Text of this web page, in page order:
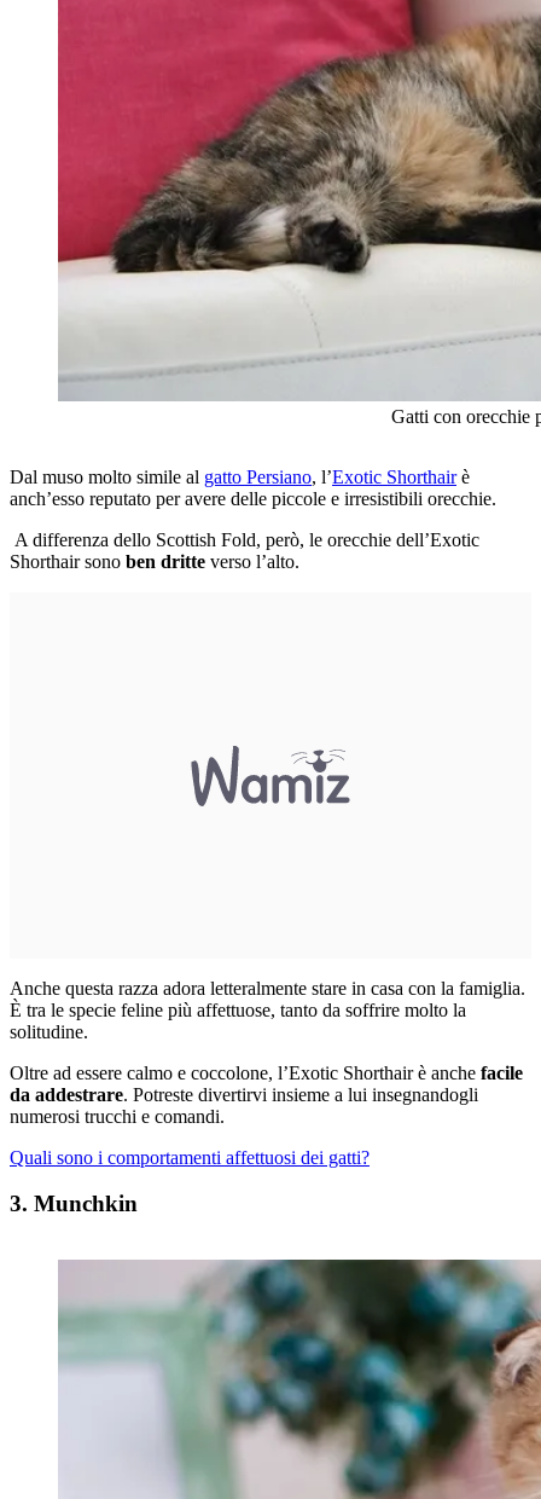
Gatti con orecchie
Dal muso molto simile al gatto Persiano, l’Exotic Shorthairè
anch’esso reputato per avere delle piccole e irresistibili orecchie.
A differenza dello Scottish Fold, però, le orecchie dell’Exotic
Shorthair sono ben dritte verso l’alto.
Anche questa razza adora letteralmente stare in casa con la famiglia.
È tra le specie feline più affettuose, tanto da soffrire molto la
solitudine.
Oltre ad essere calmo e coccolone, l’Exotic Shorthair è anche facile
da addestrare. Potreste divertirvi insieme a lui insegnandogli
numerosi trucchi e comandi.
Quali sono i comportamenti affettuosi dei gatti?
3. Munchkin